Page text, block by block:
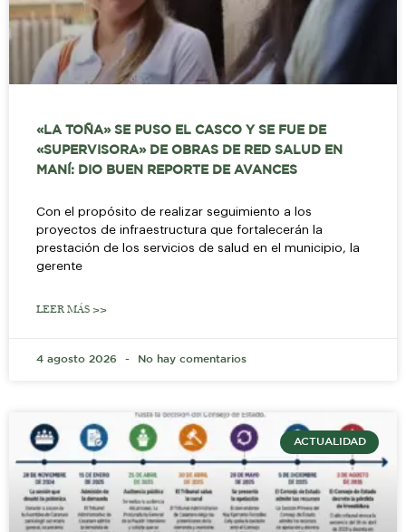
«LA TOÑA» SE PUSO EL CASCO Y SE FUE DE
«SUPERVISORA» DE OBRAS DE RED SALUD EN
MANÍ: DIO BUEN REPORTE DE AVANCES
Con el propósito de realizar seguimiento a los
proyectos de infraestructura que fortalecerán la
prestación de los servicios de salud en el municipio, la
gerente
LEER MÁS >>
4 agosto 2026 No hay comentarios
ACTUALIDAD